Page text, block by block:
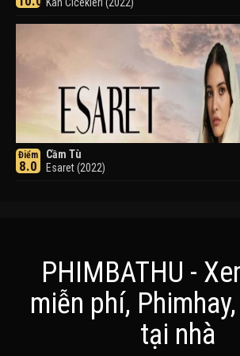
Điểm
8.0
Cầm Tù
Esaret (2022)
Khuyển Dạ Xoa
PHIMBATHU -
miễn phí,
tại nhà